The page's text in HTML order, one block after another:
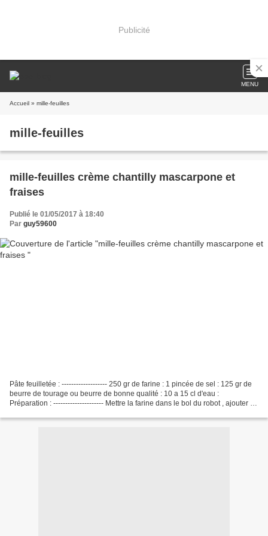
Publicité
MENU
Accueil » mille-feuilles
mille-feuilles
mille-feuilles crème chantilly mascarpone et
fraises
Publié le 01/05/2017 à 18:40
Par guy59600
Pâte feuilletée : ------------------- 250 gr de farine : 1 pincée de sel : 125 gr de
beurre de tourage ou beurre de bonne qualité : 10 a 15 cl d'eau :
Préparation : --------------------- Mettre la farine dans le bol du robot , ajouter le